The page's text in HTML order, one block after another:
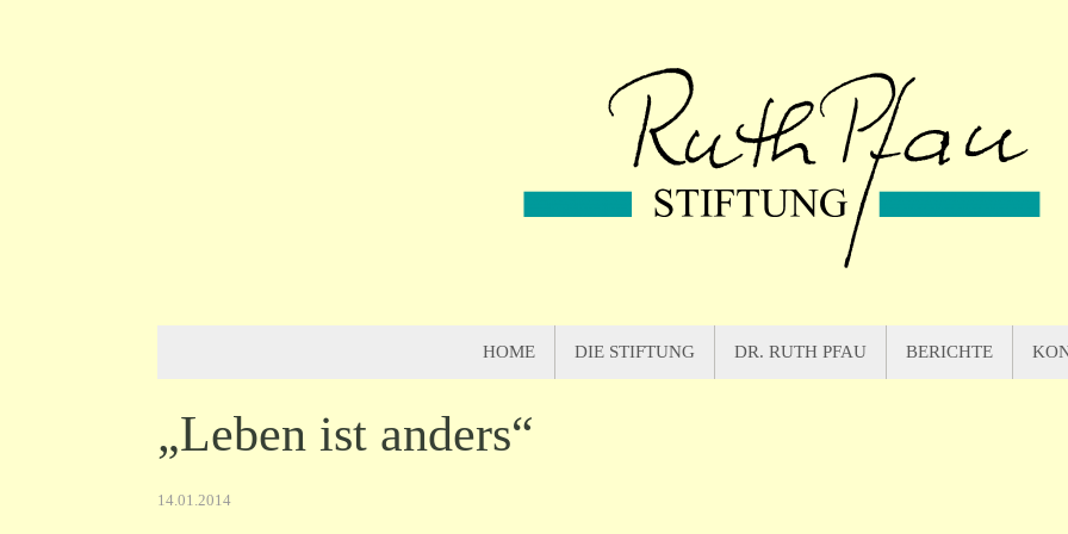
HOME DIE STIFTUNG DR. RUTH PFAU BERICHTE
„Leben ist anders“
14.01.2014